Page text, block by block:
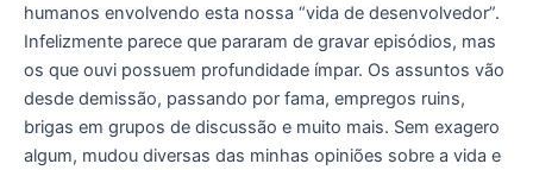
humanos envolvendo esta nossa “vida de desenvolvedor”.
Infelizmente parece que pararam de gravar episódios, mas
os que ouvi possuem profundidade ímpar. Os assuntos vão
desde demissão, passando por fama, empregos ruins,
brigas em grupos de discussão e muito mais. Sem exagero
algum, mudou diversas das minhas opiniões sobre a vida e